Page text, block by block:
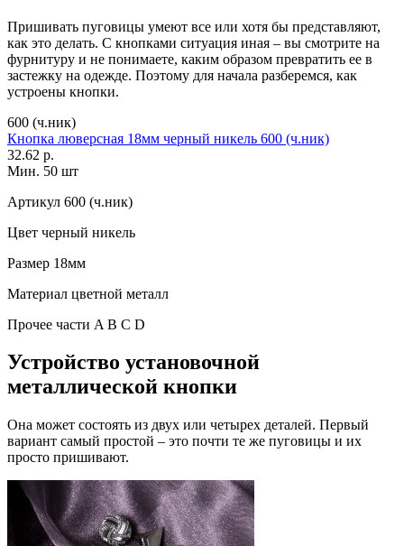
Пришивать пуговицы умеют все или хотя бы представляют,
как это делать. С кнопками ситуация иная – вы смотрите на
фурнитуру и не понимаете, каким образом превратить ее в
застежку на одежде. Поэтому для начала разберемся, как
устроены кнопки.
600 (ч.ник)
Кнопка люверсная 18мм черный никель 600 (ч.ник)
32.62 р.
Мин. 50 шт
Артикул 600 (ч.ник)
Цвет черный никель
Размер 18мм
Материал цветной металл
Прочее части A B C D
Устройство установочной
металлической кнопки
Она может состоять из двух или четырех деталей. Первый
вариант самый простой – это почти те же пуговицы и их
просто пришивают.